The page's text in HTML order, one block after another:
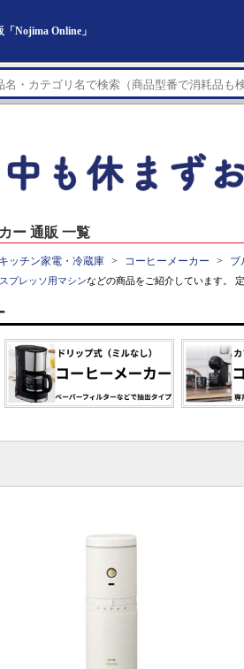
Nojima Online」
ー 通販 一覧
ッチン家電・冷蔵庫 コーヒーメーカー ブ
プレッソ用マシンなどの商品をご紹介しています。